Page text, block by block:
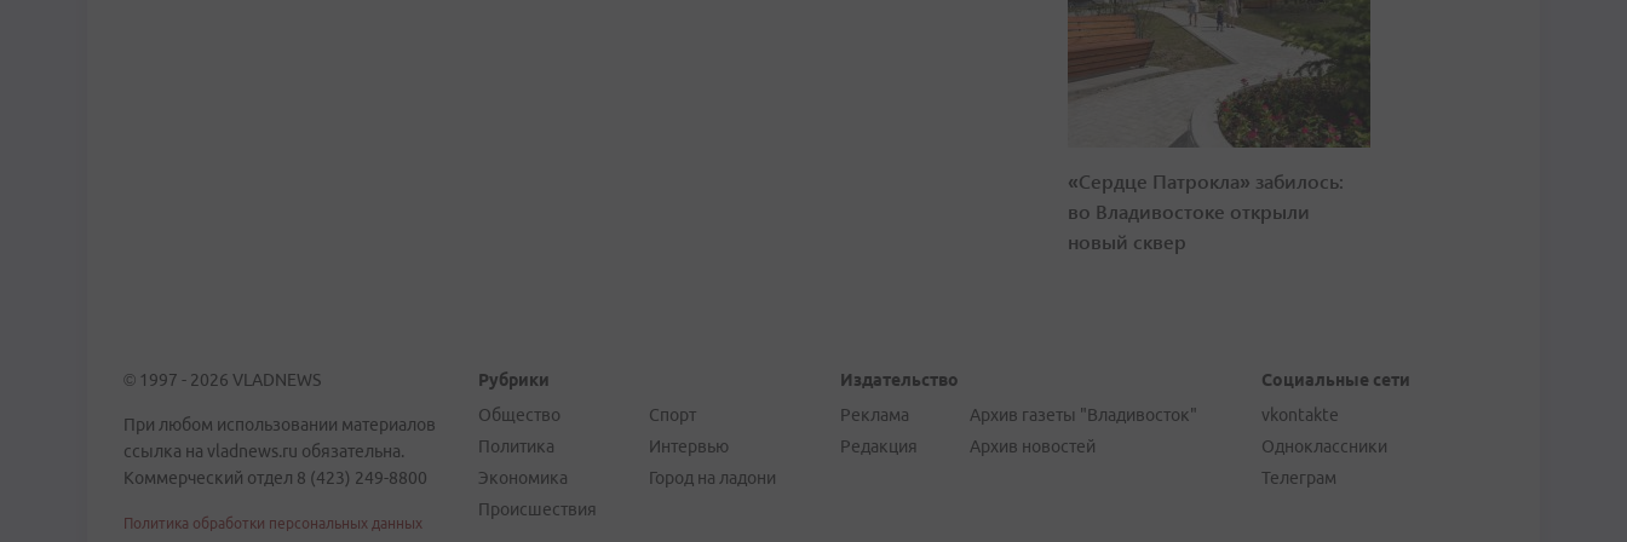
«Сердце Патрокла» забилось:
во Владивостоке открыли
новый сквер
© 1997 - 2026 VLADNEWS
При любом использовании материалов
ссылка на vladnews.ru обязательна.
Коммерческий отдел 8 (423) 249-8800
Политика обработки персональных данных
Рубрики
Общество
Политика
Экономика
Происшествия
Спорт
Интервью
Город на ладони
Издательство
Реклама
Редакция
Архив газеты "Владивосток"
Архив новостей
Социальные сети
vkontakte
Одноклассники
Телеграм